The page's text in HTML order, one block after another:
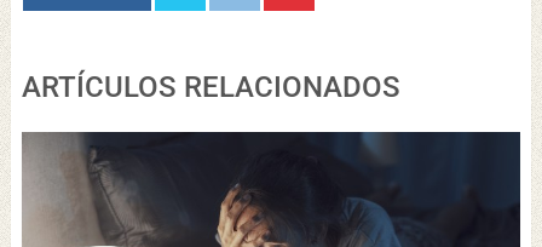
ARTÍCULOS RELACIONADOS